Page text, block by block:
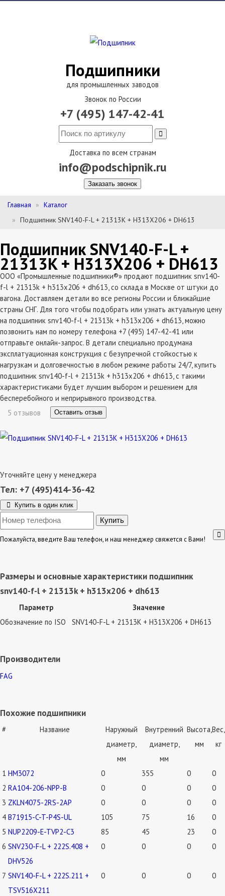
Подшипники
для промышленных заводов
Звонок по России
+7 (495) 147-42-41
Доставка по всем странам
info@podschipnik.ru
Заказать звонок
Главная
Каталог
Подшипник SNV140-F-L + 21313K + H313X206 + DH613
Подшипник SNV140-F-L +
21313K + H313X206 + DH613
ООО «Промышленные подшипники®» продают подшипник snv140-
f-l + 21313k + h313x206 + dh613, со склада в Москве от штуки до
вагона. Доставляем детали во все регионы России и ближайшие
страны СНГ. Для того чтобы подобрать или узнать актуальную цену
на подшипник snv140-f-l + 21313k + h313x206 + dh613, можно
позвонить нам по номеру телефона +7 (495) 147-42-41 или
отправьте онлайн-запрос. В детали специально продумана
эксплатуационная конструкция с безупречной стойкостью к
нагрузкам и долговечностью в любом режиме работы 24/7, купить
подшипник snv140-f-l + 21313k + h313x206 + dh613, с такими
характеристиками будет лучшим выбором и решением для
бесперебойного и неприрывного производства.
5 отзывов
Оставить отзыв
Уточняйте цену у менеджера
Тел: +7 (495)414-36-42
Купить в один клик
Пожалуйста, введите Ваш телефон, и наш менеджер свяжется с Вами!
Размеры и основные характеристики подшипник
snv140-f-l + 21313k + h313x206 + dh613
Параметр
Значение
Обозначение по ISO
SNV140-F-L + 21313K + H313X206 + DH613
Производители
FAG
Похожие подшипники
# Название
Наружный
диаметр,
мм
Внутренний
диаметр,
мм
Высота,
мм
Вес,
кг
1 HM3072 0 355 0
0
2 RA104-206-NPP-B 0 0 0
0
3 ZKLN4075-2RS-2AP 0 0 0
0
4 B71915-C-T-P4S-UL 105 75 16
0
5 NUP2209-E-TVP2-C3 85 45 23
0
6 SNV230-F-L + 222S.408 +
DHV526
0 0 0 0
7 SNV140-F-L + 222S.211 +
TSV516X211
0 0 0 0